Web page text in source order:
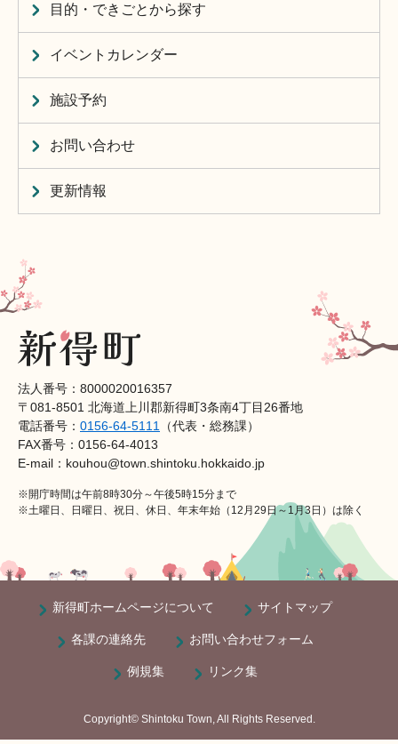
目的・できごとから探す
イベントカレンダー
施設予約
お問い合わせ
更新情報
法人番号：8000020016357
〒081-8501 北海道上川郡新得町3条南4丁目26番地
電話番号： 0156-64-5111
（代表・総務課）
FAX番号：0156-64-4013
E-mail：kouhou@town.shintoku.hokkaido.jp
※開庁時間は午前8時30分～午後5時15分まで
※土曜日、日曜日、祝日、休日、年末年始（12月29日～1月3日）は除く
新得町ホームページについて サイトマップ
各課の連絡先 お問い合わせフォーム
例規集 リンク集
Copyright© Shintoku Town, All Rights Reserved.